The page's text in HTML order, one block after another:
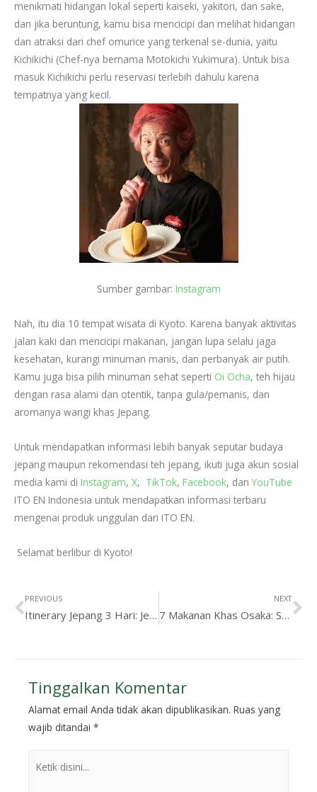
menikmati hidangan lokal seperti kaiseki, yakitori, dan sake,
dan jika beruntung, kamu bisa mencicipi dan melihat hidangan
dan atraksi dari chef omurice yang terkenal se-dunia, yaitu
Kichikichi (Chef-nya bernama Motokichi Yukimura). Untuk bisa
masuk Kichikichi perlu reservasi terlebih dahulu karena
tempatnya yang kecil.
Sumber gambar: Instagram
Nah, itu dia 10 tempat wisata di Kyoto. Karena banyak aktivitas
jalan kaki dan mencicipi makanan, jangan lupa selalu jaga
kesehatan, kurangi minuman manis, dan perbanyak air putih.
Kamu juga bisa pilih minuman sehat seperti Oi Ocha, teh hijau
dengan rasa alami dan otentik, tanpa gula/pemanis, dan
aromanya wangi khas Jepang.
Untuk mendapatkan informasi lebih banyak seputar budaya
jepang maupun rekomendasi teh jepang, ikuti juga akun sosial
media kami di Instagram, X, TikTok, Facebook, danYouTube
ITO EN Indonesia untuk mendapatkan informasi terbaru
mengenai produk unggulan dari ITO EN.
Selamat berlibur di Kyoto!
PREVIOUS
Itinerary Jepang 3 Hari: Jelajahi Osaka, Kyoto, dan Nara dengan Wisata Kuliner dan Budaya
NEXT
7 Makanan Khas Osaka: Surga Kuliner Jepang untuk Pecinta Street Food
Tinggalkan Komentar
Alamat email Anda tidak akan dipublikasikan. Ruas yang
wajib ditandai *